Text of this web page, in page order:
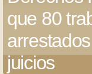
que 80
juicios